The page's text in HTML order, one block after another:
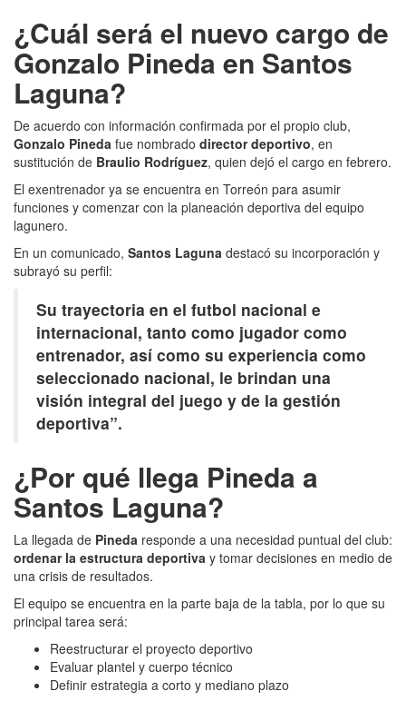
¿Cuál será el nuevo cargo de
Gonzalo Pineda en Santos
Laguna?
De acuerdo con información confirmada por el propio club,
Gonzalo Pineda fue nombrado director deportivo, en
sustitución de Braulio Rodríguez, quien dejó el cargo en febrero.
El exentrenador ya se encuentra en Torreón para asumir
funciones y comenzar con la planeación deportiva del equipo
lagunero.
En un comunicado, Santos Laguna destacó su incorporación y
subrayó su perfil:
Su trayectoria en el futbol nacional e
internacional, tanto como jugador como
entrenador, así como su experiencia como
seleccionado nacional, le brindan una
visión integral del juego y de la gestión
deportiva”.
¿Por qué llega Pineda a
Santos Laguna?
La llegada de Pineda responde a una necesidad puntual del club:
ordenar la estructura deportiva y tomar decisiones en medio de
una crisis de resultados.
El equipo se encuentra en la parte baja de la tabla, por lo que su
principal tarea será:
Reestructurar el proyecto deportivo
Evaluar plantel y cuerpo técnico
Definir estrategia a corto y mediano plazo